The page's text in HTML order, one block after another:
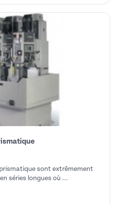
sont extrêmement
séries longues où ...